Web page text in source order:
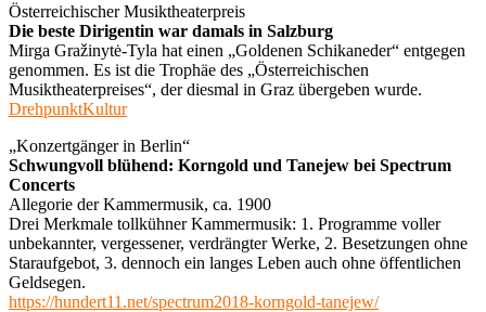
Österreichischer Musiktheaterpreis
Die beste Dirigentin war damals in Salzburg
Mirga Gražinytė-Tyla hat einen „Goldenen Schikaneder“ entgegen
genommen. Es ist die Trophäe des „Österreichischen
Musiktheaterpreises“, der diesmal in Graz übergeben wurde.
DrehpunktKultur
„Konzertgänger in Berlin“
Schwungvoll blühend: Korngold und Tanejew bei Spectrum
Concerts
Allegorie der Kammermusik, ca. 1900
Drei Merkmale tollkühner Kammermusik: 1. Programme voller
unbekannter, vergessener, verdrängter Werke, 2. Besetzungen ohne
Staraufgebot, 3. dennoch ein langes Leben auch ohne öffentlichen
Geldsegen.
https://hundert11.net/spectrum2018-korngold-tanejew/